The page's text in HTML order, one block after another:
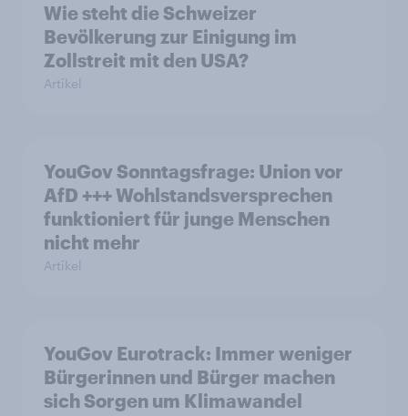
Wie steht die Schweizer
Bevölkerung zur Einigung im
Zollstreit mit den USA?
Artikel
YouGov Sonntagsfrage: Union vor
AfD +++ Wohlstandsversprechen
funktioniert für junge Menschen
nicht mehr
Artikel
YouGov Eurotrack: Immer weniger
Bürgerinnen und Bürger machen
sich Sorgen um Klimawandel